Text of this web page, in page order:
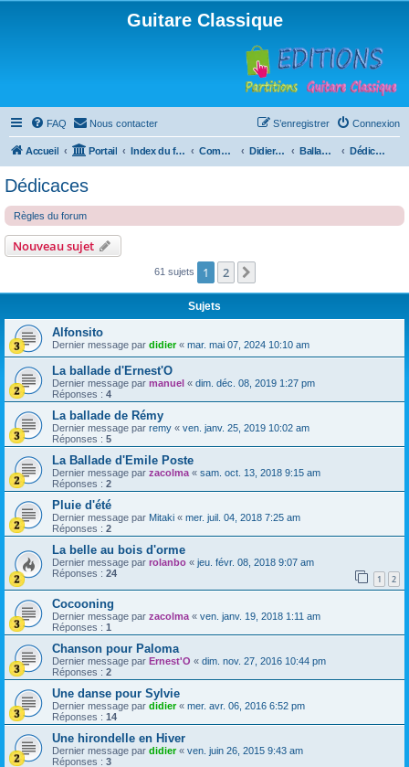
Guitare Classique
FAQ Nous contacter Connexion
S’enregistrer
Accueil Portail Index du forum Compositions Didierland Ballades et autres réveries Dédicaces
Dédicaces
Règles du forum
Nouveau sujet
61 sujets 1 2
Sujets
Alfonsito
Dernier message par didier« mar. mai 07, 2024 10:10 am
La ballade d'Ernest'O
Dernier message par manuel « dim. déc. 08, 2019 1:27 pm
Réponses : 4
La ballade de Rémy
Dernier message par remy « ven. janv. 25, 2019 10:02 am
Réponses : 5
La Ballade d'Emile Poste
Dernier message par zacolma « sam. oct. 13, 2018 9:15 am
Réponses : 2
Pluie d'été
Dernier message par Mitaki « mer. juil. 04, 2018 7:25 am
Réponses : 2
La belle au bois d'orme
Dernier message par rolanbo « jeu. févr. 08, 2018 9:07 am
Réponses : 24 1 2
Cocooning
Dernier message par zacolma « ven. janv. 19, 2018 1:11 am
Réponses : 1
Chanson pour Paloma
Dernier message par Ernest'O « dim. nov. 27, 2016 10:44 pm
Réponses : 2
Une danse pour Sylvie
Dernier message par didier« mer. avr. 06, 2016 6:52 pm
Réponses : 14
Une hirondelle en Hiver
Dernier message par didier« ven. juin 26, 2015 9:43 am
Réponses : 3